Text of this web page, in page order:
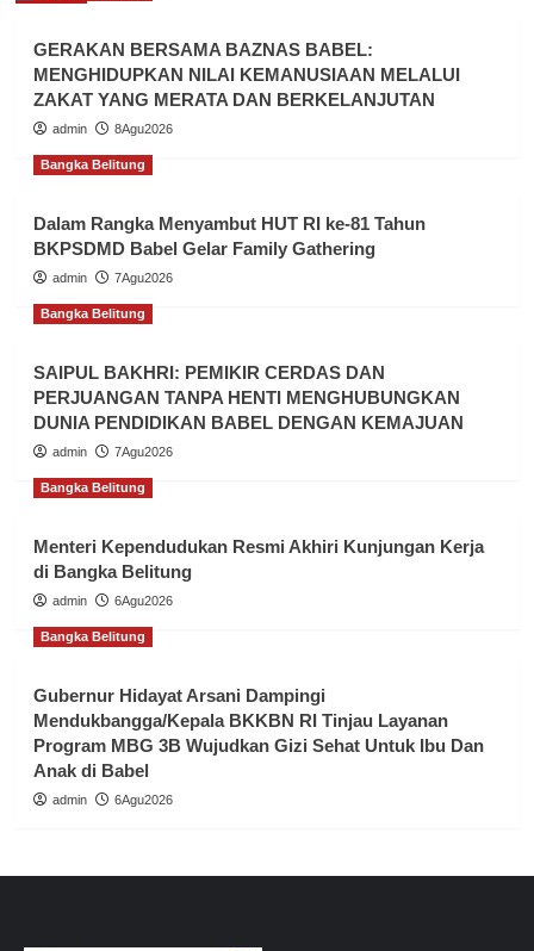
GERAKAN BERSAMA BAZNAS BABEL:
MENGHIDUPKAN NILAI KEMANUSIAAN MELALUI
ZAKAT YANG MERATA DAN BERKELANJUTAN
admin 8Agu2026
Bangka Belitung
Dalam Rangka Menyambut HUT RI ke-81 Tahun
BKPSDMD Babel Gelar Family Gathering
admin 7Agu2026
Bangka Belitung
SAIPUL BAKHRI: PEMIKIR CERDAS DAN
PERJUANGAN TANPA HENTI MENGHUBUNGKAN
DUNIA PENDIDIKAN BABEL DENGAN KEMAJUAN
admin 7Agu2026
Bangka Belitung
Menteri Kependudukan Resmi Akhiri Kunjungan Kerja
di Bangka Belitung
admin 6Agu2026
Bangka Belitung
Gubernur Hidayat Arsani Dampingi
Mendukbangga/Kepala BKKBN RI Tinjau Layanan
Program MBG 3B Wujudkan Gizi Sehat Untuk Ibu Dan
Anak di Babel
admin 6Agu2026